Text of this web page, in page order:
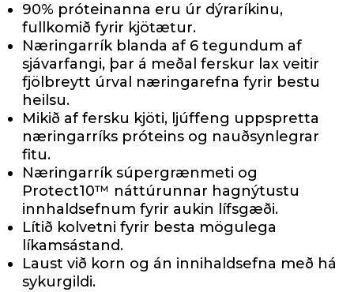
90% próteinanna eru úr dýraríkinu,
fullkomið fyrir kjötætur.
Næringarrík blanda af 6 tegundum af
sjávarfangi, þar á meðal ferskur lax veitir
fjölbreytt úrval næringarefna fyrir bestu
heilsu.
Mikið af fersku kjöti, ljúffeng uppspretta
næringarríks próteins og nauðsynlegrar
fitu.
Næringarrík súpergrænmeti og
Protect10™ náttúrunnar hagnýtustu
innhaldsefnum fyrir aukin lífsgæði.
Lítið kolvetni fyrir besta mögulega
líkamsástand.
Laust við korn og án innihaldsefna með há
sykurgildi.